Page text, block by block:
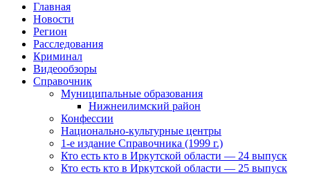
Главная
Новости
Регион
Расследования
Криминал
Видеообзоры
Справочник
Муниципальные образования
Нижнеилимский район
Конфессии
Национально-культурные центры
1-е издание Справочника (1999 г.)
Кто есть кто в Иркутской области — 24 выпуск
Кто есть кто в Иркутской области — 25 выпуск